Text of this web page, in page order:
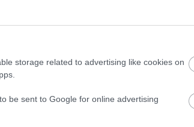
storage related to advertising like cookies on
be sent to Google for online advertising
11 31 10 1 0 46-8
11 22 6 4 1 26-15